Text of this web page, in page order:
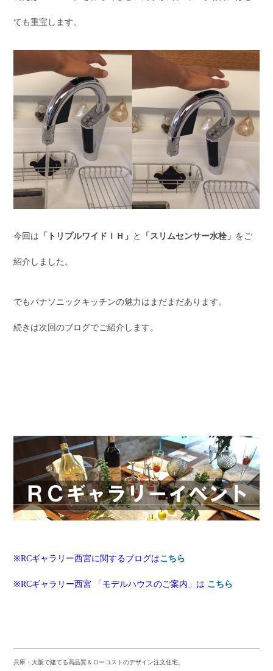
ても重宝します。
今回は 「トリプルワイドＩＨ」 と 「スリムセンサー水栓」 をご
紹介しました。
でもパナソニックキッチンの魅力はまだまだあります。
続きは次回のブログでご紹介します。
※RCギャラリー西宮に関するブログはこちら
※RCギャラリー西宮 「モデルハウスのご案内」は こちら
兵庫・大阪で建てる高品質＆ローコストのデザイン注文住宅。